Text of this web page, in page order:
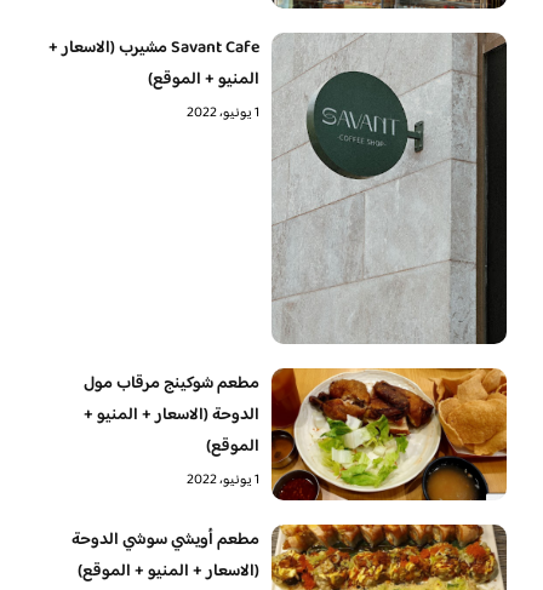
Savant Cafe مشيرب (الاسعار +
المنيو + الموقع)
1 يونيو، 2022
مطعم شوكينج مرقاب مول
الدوحة (الاسعار + المنيو +
الموقع)
1 يونيو، 2022
مطعم أويشي سوشي الدوحة
(الاسعار + المنيو + الموقع)